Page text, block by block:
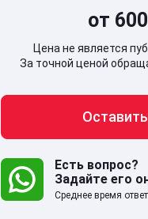
141707, Московская обл,
дом 5
от
Цена не является
За точной ценой
Есть вопрос?
Задайте его
Среднее время